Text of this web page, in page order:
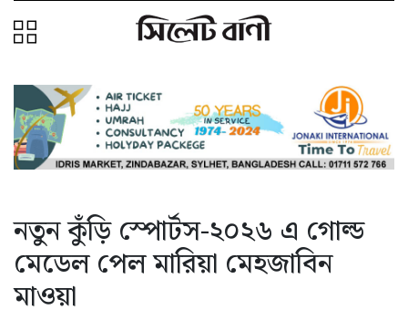
নতুন কুঁড়ি স্পোর্টস-২০২৬ এ গোল্ড
মেডেল পেল মারিয়া মেহজাবিন
মাওয়া